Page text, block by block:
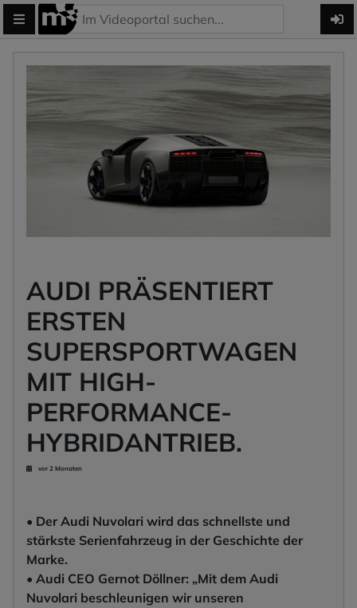
AUDI PRÄSENTIERT
ERSTEN
SUPERSPORTWAGEN
MIT HIGH-
PERFORMANCE-
HYBRIDANTRIEB.
vor 2 Monaten
• Der Audi Nuvolari wird das schnellste und
stärkste Serienfahrzeug in der Geschichte der
Marke.
• Audi CEO Gernot Döllner: „Mit dem Audi
Nuvolari beschleunigen wir unseren